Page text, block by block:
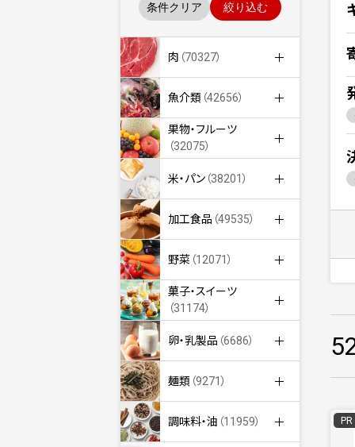
条件クリア 絞り込む
肉 （70327）
魚介類 （42656）
果物・フルーツ
（32075）
米・パン （38201）
加工食品 （49535）
野菜 （12071）
菓子・スイーツ
（31174）
卵・乳製品 （6686）
麺類 （9271）
調味料・油 （11959） PR